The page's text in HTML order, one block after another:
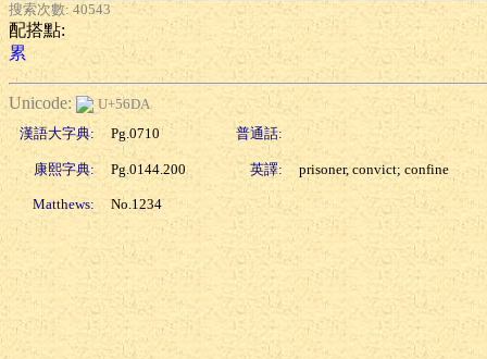
搜索次數: 40543
配搭點:
累
Unicode:
U+56DA
漢語大字典:
Pg.0710 普通話:
康熙字典: Pg.0144.200 英譯: prisoner, convict; confine
Matthews: No.1234